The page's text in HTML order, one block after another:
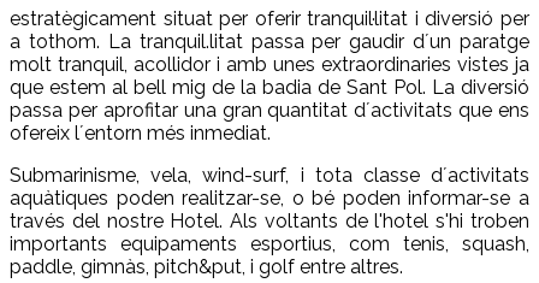
estratègicament situat per oferir tranquil·litat i diversió per
a tothom. La tranquil.litat passa per gaudir d´un paratge
molt tranquil, acollidor i amb unes extraordinaries vistes ja
que estem al bell mig de la badia de Sant Pol. La diversió
passa per aprofitar una gran quantitat d´activitats que ens
ofereix l´entorn més inmediat.
Submarinisme, vela, wind-surf, i tota classe d´activitats
aquàtiques poden realitzar-se, o bé poden informar-se a
través del nostre Hotel. Als voltants de l'hotel s'hi troben
importants equipaments esportius, com tenis, squash,
paddle, gimnàs, pitch&put, i golf entre altres.